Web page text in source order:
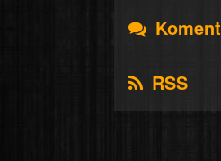
Komentáře
RSS